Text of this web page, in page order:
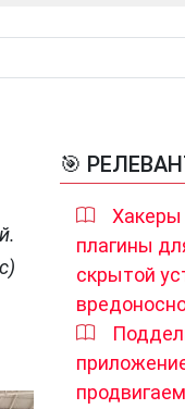
🎯
Хакеры
плагины
скрытой